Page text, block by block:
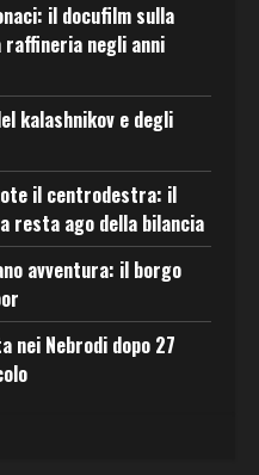
il docufilm sulla
negli anni
kalashnikov e degli
il centrodestra: il
resta ago della bilancia
avventura: il borgo
nei Nebrodi dopo 27